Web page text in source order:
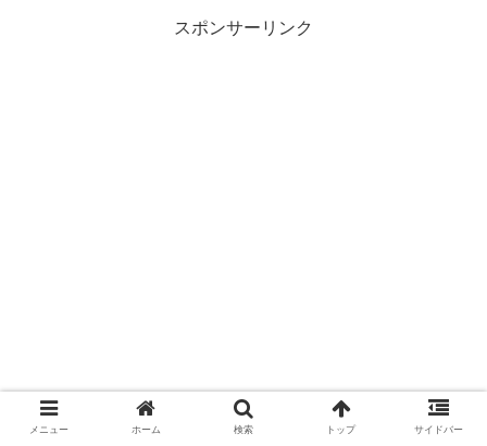
スポンサーリンク
メニュー ホーム 検索 トップ サイドバー